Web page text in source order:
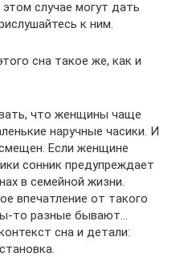
случае могут дать
к ним.
сна такое же, как и
что женщины чаще
наручные часики. И
Если женщине
сонник предупреждает
в семейной жизни.
впечатление от такого
то разные бывают…
сна и детали: